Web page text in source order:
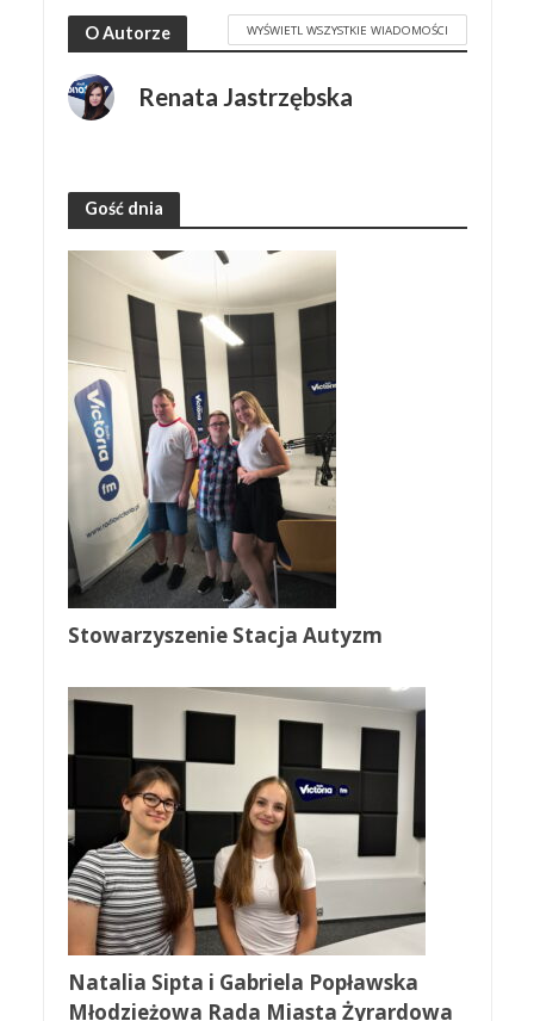
O Autorze WYŚWIETL WSZYSTKIE WIADOMOŚCI
Renata Jastrzębska
Gość dnia
Stowarzyszenie Stacja Autyzm
Natalia Sipta i Gabriela Popławska
Młodzieżowa Rada Miasta Żyrardowa